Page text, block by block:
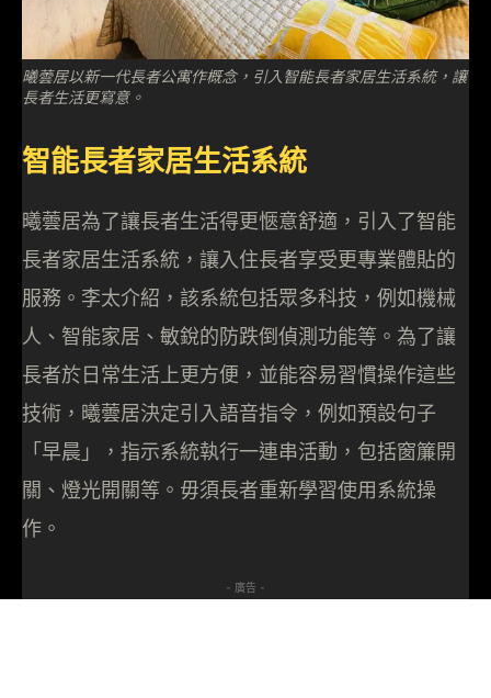
曦蕓居以新一代長者公寓作概念，引入智能長者家居生活系統，讓
長者生活更寫意。
智能長者家居生活系統
曦蕓居為了讓長者生活得更愜意舒適，引入了智能
長者家居生活系統，讓入住長者享受更專業體貼的
服務。李太介紹，該系統包括眾多科技，例如機械
人、智能家居、敏銳的防跌倒偵測功能等。為了讓
長者於日常生活上更方便，並能容易習慣操作這些
技術，曦蕓居決定引入語音指令，例如預設句子
「早晨」，指示系統執行一連串活動，包括窗簾開
關、燈光開關等。毋須長者重新學習使用系統操
作。
- 廣告 -